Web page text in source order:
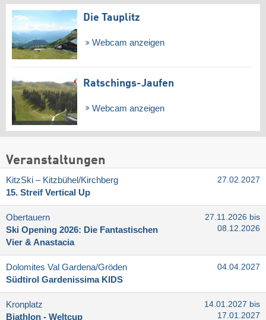
Die Tauplitz
Webcam anzeigen
Ratschings-Jaufen
Webcam anzeigen
Veranstaltungen
KitzSki – Kitzbühel/​Kirchberg
15. Streif Vertical Up
27.02.2027
Obertauern
Ski Opening 2026: Die Fantastischen
Vier & Anastacia
27.11.2026 bis
08.12.2026
Dolomites Val Gardena/​Gröden
Südtirol Gardenissima KIDS
04.04.2027
Kronplatz
Biathlon - Weltcup
14.01.2027 bis
17.01.2027